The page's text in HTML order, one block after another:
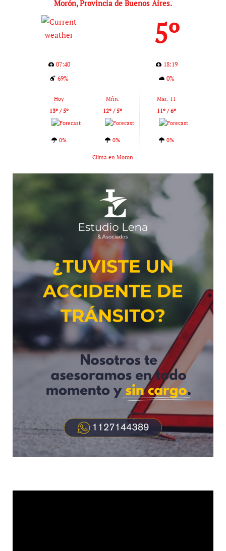
Morón, Provincia de Buenos Aires.
5º
07:40
18:19
69%
0%
Hoy
13º / 5º
0%
Mñn.
12º / 5º
0%
Mar. 11
11º / 6º
0%
Clima en Moron